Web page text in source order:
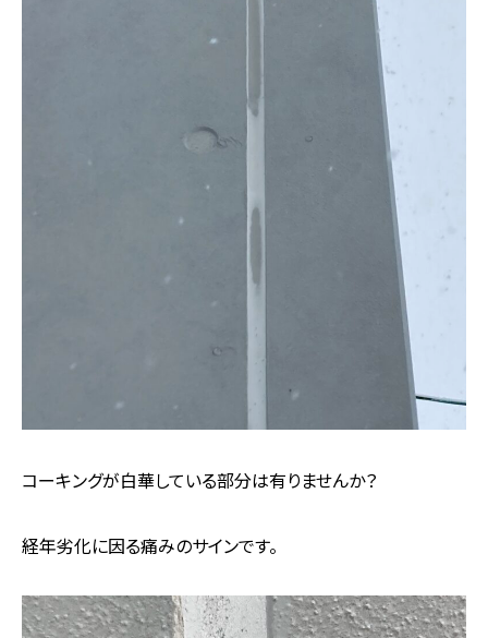
コーキングが白華している部分は有りませんか？
経年劣化に因る痛みのサインです。